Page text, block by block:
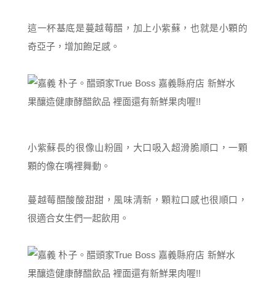
這一杯基底是蔓越莓醋，加上小紫蘇，也就是小顆的
奇亞子，增加飽足感。
小紫蘇長的很像山粉圓，大口吸入超滑脆順口，一顆
顆的像在嘴裡舞動。
蔓越莓醋酸酸甜甜，風味清新，顆粒口感也很順口，
很適合女生們一起飲用。